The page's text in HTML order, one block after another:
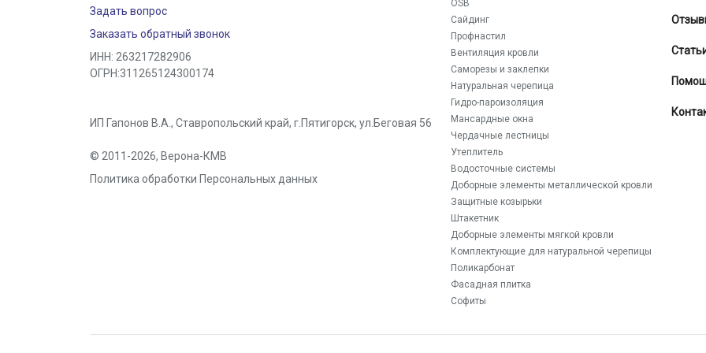
Задать вопрос
Заказать обратный звонок
ИНН: 263217282906
ОГРН:311265124300174
ИП Гапонов В.А., Ставропольский край, г.Пятигорск, ул.Беговая 56
© 2011-2026, Верона-КМВ
Политика обработки Персональных данных
OSB
Сайдинг
Профнастил
Вентиляция кровли
Саморезы и заклепки
Натуральная черепица
Гидро-пароизоляция
Мансардные окна
Чердачные лестницы
Утеплитель
Водосточные системы
Доборные элементы металлической кровли
Защитные козырьки
Штакетник
Доборные элементы мягкой кровли
Комплектующие для натуральной черепицы
Поликарбонат
Фасадная плитка
Софиты